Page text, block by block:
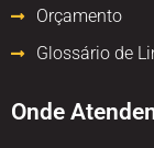
Orçamento
Glossário de
Onde